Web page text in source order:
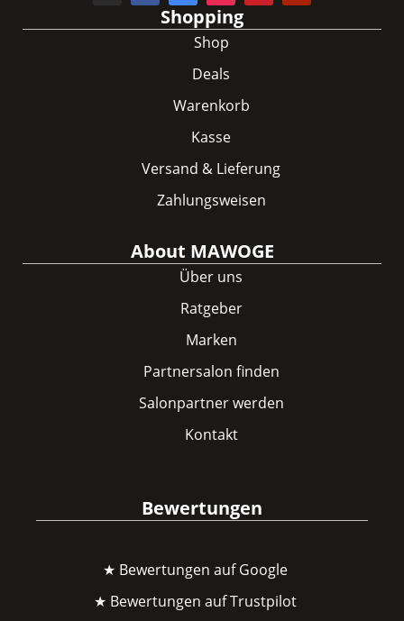
Shopping
Shop
Deals
Warenkorb
Kasse
Versand & Lieferung
Zahlungsweisen
About MAWOGE
Über uns
Ratgeber
Marken
Partnersalon finden
Salonpartner werden
Kontakt
Bewertungen
★ Bewertungen auf Google
★ Bewertungen auf Trustpilot